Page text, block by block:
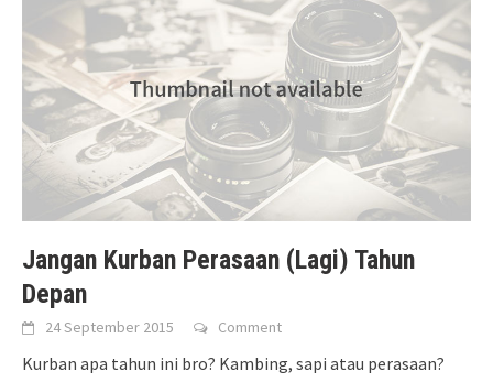
Jangan Kurban Perasaan (Lagi) Tahun
Depan
24 September 2015 Comment
Kurban apa tahun ini bro? Kambing, sapi atau perasaan?